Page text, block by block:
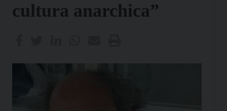
cultura anarchica”